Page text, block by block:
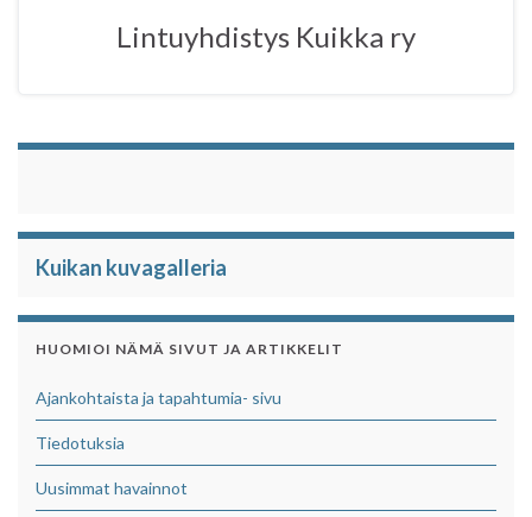
p
Lintuyhdistys Kuikka ry
Kuikan kuvagalleria
HUOMIOI NÄMÄ SIVUT JA ARTIKKELIT
Ajankohtaista ja tapahtumia- sivu
Tiedotuksia
Uusimmat havainnot